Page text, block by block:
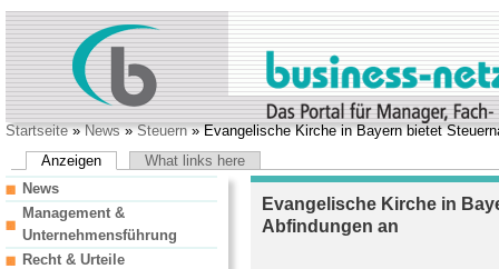
Startseite»News»Steuern» Evangelische Kirche in Bayern bietet
Anzeigen
What links here
Evangelische Kirche in
Abfindungen an
News
Management &
Unternehmensführung
Recht & Urteile